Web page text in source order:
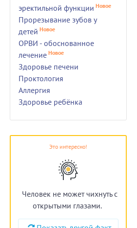
эректильной функции Новое
Прорезывание зубов у
детей Новое
ОРВИ - обоснованное
лечение Новое
Здоровье печени
Проктология
Аллергия
Здоровье ребёнка
Это интересно!
Человек не может чихнуть с
открытыми глазами.